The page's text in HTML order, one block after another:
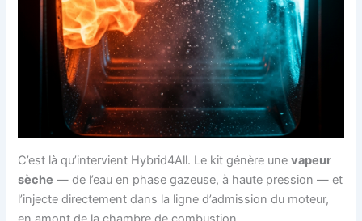
C’est là qu’intervient Hybrid4All. Le kit génère unevapeur
sèche — de l’eau en phase gazeuse, à haute pression — et
l’injecte directement dans la ligne d’admission du moteur,